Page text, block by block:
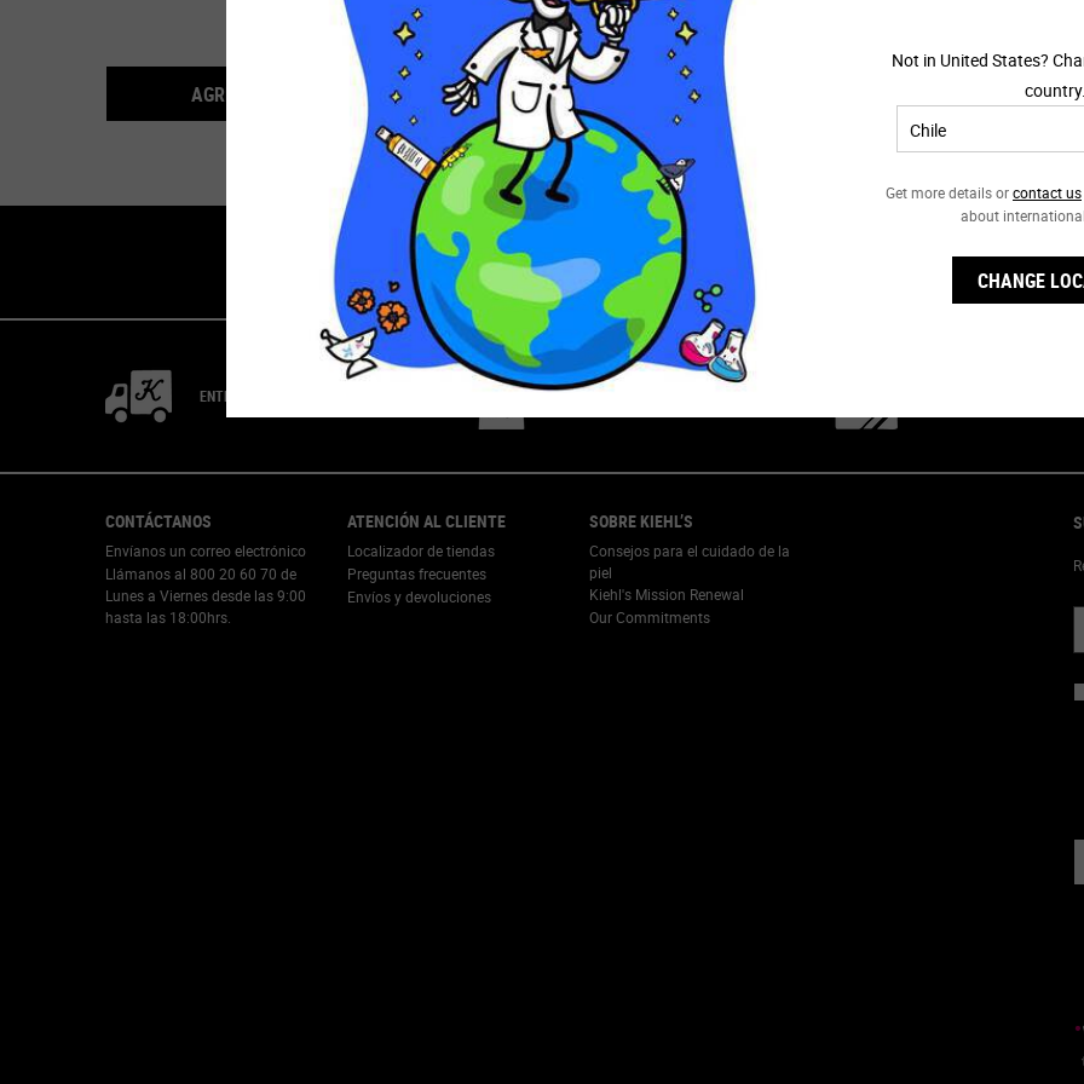
AGREGAR AL CARRITO EMULSIÓN CLEARLY CORRECTIVE™ CLARITY-ACTIVATING SOOTHING
Retinol y obtener un aspecto visiblemente más
joven. Formulado con precisión para proporcionar
resultados visibles, reducir las arrugas, mejorar la
firmeza y redefinir textura de la piel.
$67.990
AGREGAR AL CARRITO RETINOL SKIN-RENEWING DAILYAGREGAR AL
ENTREGA RÁPIDA OFERTAS EXCLUSIVAS
CONTÁCTANOS
Envíanos un correo electrónico
Llámanos al 800 20 60 70 de
Lunes a Viernes desde las 9:00
hasta las 18:00hrs.
ATENCIÓN AL CLIENTE
Localizador de tiendas
Preguntas frecuentes
Envíos y devoluciones
SOBRE KIEHL’S
Consejos para el cuidado de la
piel
Kiehl's Mission Renewal
Our Commitments
Not in United States?
country.
Get more details orcontact us
about
CHANGE